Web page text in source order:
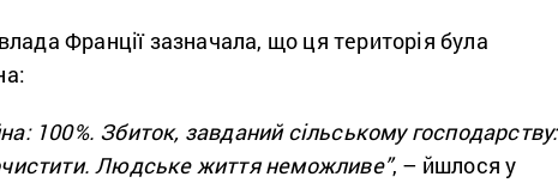
Франції зазначала, що ця територія була
100%. Збиток, завданий сільському господарству:
Людське життя неможливе”, – йшлося у